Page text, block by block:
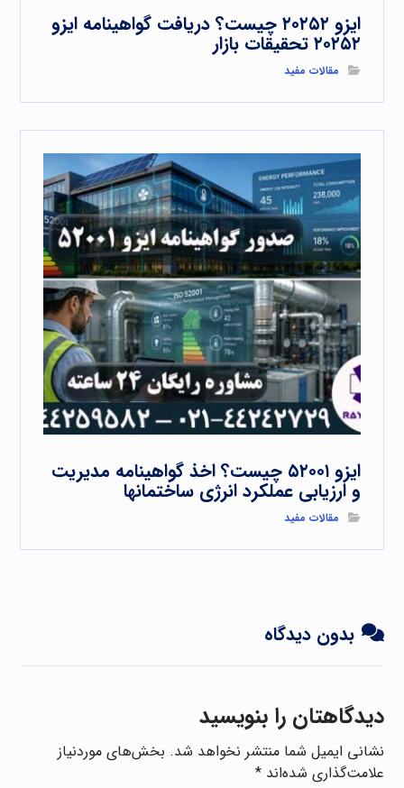
ایزو ۲۰۲۵۲ چیست؟ دریافت گواهینامه ایزو
۲۰۲۵۲ تحقیقات بازار
مقالات مفید
ایزو ۵۲۰۰۱ چیست؟ اخذ گواهینامه مدیریت
و ارزیابی عملکرد انرژی ساختمانها
مقالات مفید
بدون دیدگاه
دیدگاهتان را بنویسید
نشانی ایمیل شما منتشر نخواهد شد. بخش‌های موردنیاز
علامت‌گذاری شده‌اند*